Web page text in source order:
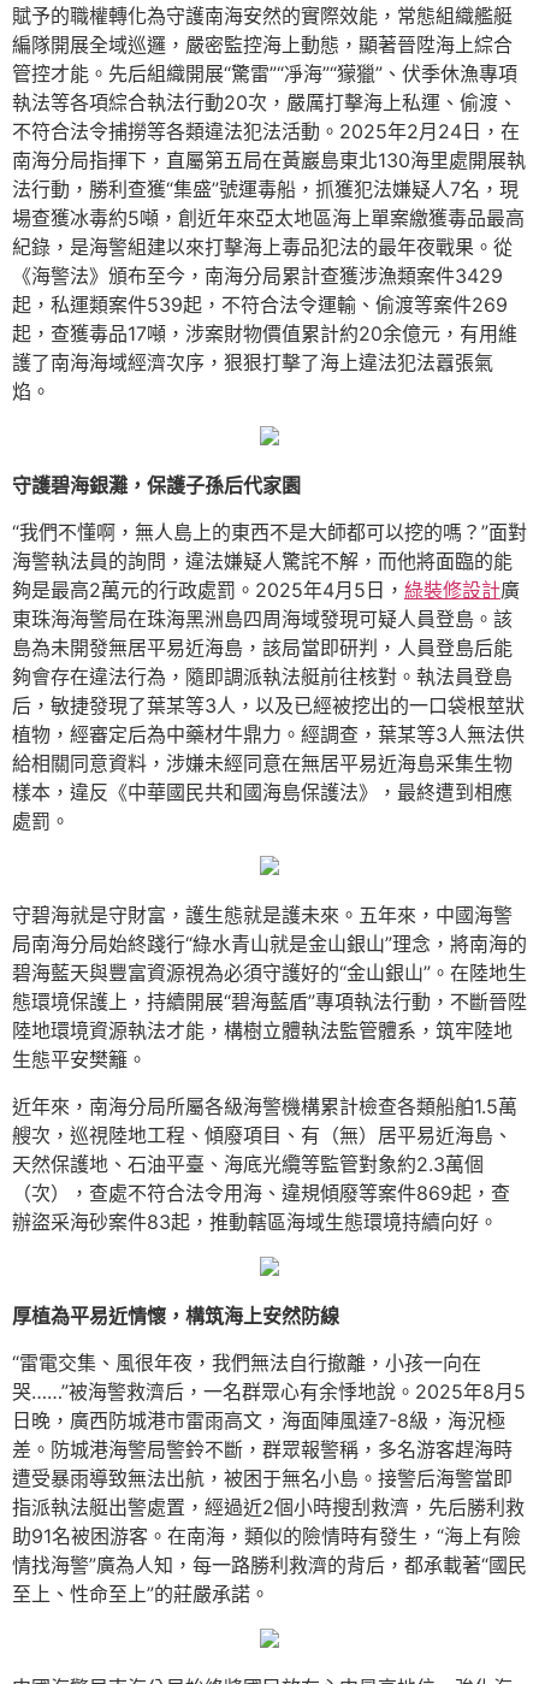
賦予的職權轉化為守護南海安然的實際效能，常態組織艦艇
編隊開展全域巡邏，嚴密監控海上動態，顯著晉陞海上綜合
管控才能。先后組織開展“驚雷”“凈海”“獴獵”、伏季休漁專項
執法等各項綜合執法行動20次，嚴厲打擊海上私運、偷渡、
不符合法令捕撈等各類違法犯法活動。2025年2月24日，在
南海分局指揮下，直屬第五局在黃巖島東北130海里處開展執
法行動，勝利查獲“集盛”號運毒船，抓獲犯法嫌疑人7名，現
場查獲冰毒約5噸，創近年來亞太地區海上單案繳獲毒品最高
紀錄，是海警組建以來打擊海上毒品犯法的最年夜戰果。從
《海警法》頒布至今，南海分局累計查獲涉漁類案件3429
起，私運類案件539起，不符合法令運輸、偷渡等案件269
起，查獲毒品17噸，涉案財物價值累計約20余億元，有用維
護了南海海域經濟次序，狠狠打擊了海上違法犯法囂張氣
焰。
守護碧海銀灘，保護子孫后代家園
“我們不懂啊，無人島上的東西不是大師都可以挖的嗎？”面對
海警執法員的詢問，違法嫌疑人驚詫不解，而他將面臨的能
夠是最高2萬元的行政處罰。2025年4月5日， 綠裝修設計廣
東珠海海警局在珠海黑洲島四周海域發現可疑人員登島。該
島為未開發無居平易近海島，該局當即研判，人員登島后能
夠會存在違法行為，隨即調派執法艇前往核對。執法員登島
后，敏捷發現了葉某等3人，以及已經被挖出的一口袋根莖狀
植物，經審定后為中藥材牛鼎力。經調查，葉某等3人無法供
給相關同意資料，涉嫌未經同意在無居平易近海島采集生物
樣本，違反《中華國民共和國海島保護法》，最終遭到相應
處罰。
守碧海就是守財富，護生態就是護未來。五年來，中國海警
局南海分局始終踐行“綠水青山就是金山銀山”理念，將南海的
碧海藍天與豐富資源視為必須守護好的“金山銀山”。在陸地生
態環境保護上，持續開展“碧海藍盾”專項執法行動，不斷晉陞
陸地環境資源執法才能，構樹立體執法監管體系，筑牢陸地
生態平安樊籬。
近年來，南海分局所屬各級海警機構累計檢查各類船舶1.5萬
艘次，巡視陸地工程、傾廢項目、有（無）居平易近海島、
天然保護地、石油平臺、海底光纜等監管對象約2.3萬個
（次），查處不符合法令用海、違規傾廢等案件869起，查
辦盜采海砂案件83起，推動轄區海域生態環境持續向好。
厚植為平易近情懷，構筑海上安然防線
“雷電交集、風很年夜，我們無法自行撤離，小孩一向在
哭……”被海警救濟后，一名群眾心有余悸地說。2025年8月5
日晚，廣西防城港市雷雨高文，海面陣風達7-8級，海況極
差。防城港海警局警鈴不斷，群眾報警稱，多名游客趕海時
遭受暴雨導致無法出航，被困于無名小島。接警后海警當即
指派執法艇出警處置，經過近2個小時搜刮救濟，先后勝利救
助91名被困游客。在南海，類似的險情時有發生，“海上有險
情找海警”廣為人知，每一路勝利救濟的背后，都承載著“國民
至上、性命至上”的莊嚴承諾。